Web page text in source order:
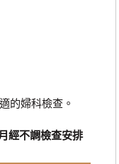
婦科檢查。
經不調檢查安排